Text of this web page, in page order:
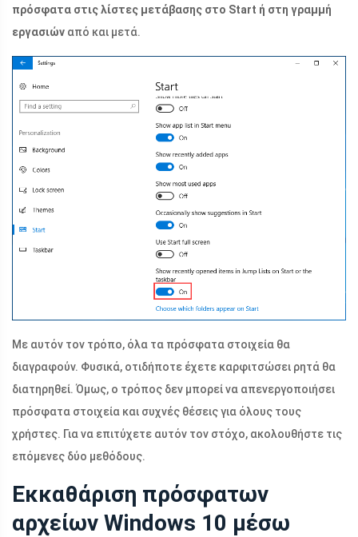
πρόσφατα στις λίστες μετάβασης στο Start ή στη γραμμή
εργασιών από και μετά.
Με αυτόν τον τρόπο, όλα τα πρόσφατα στοιχεία θα
διαγραφούν. Φυσικά, οτιδήποτε έχετε καρφιτσώσει ρητά θα
διατηρηθεί. Όμως, ο τρόπος δεν μπορεί να απενεργοποιήσει
πρόσφατα στοιχεία και συχνές θέσεις για όλους τους
χρήστες. Για να επιτύχετε αυτόν τον στόχο, ακολουθήστε τις
επόμενες δύο μεθόδους.
Εκκαθάριση πρόσφατων
αρχείων Windows 10 μέσω